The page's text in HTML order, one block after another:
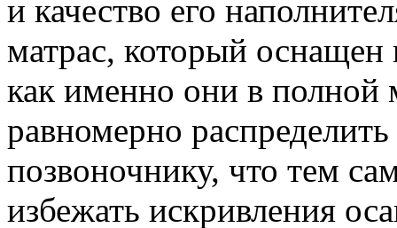
и качество его
матрас, который
как именно они в полной
равномерно
позвоночнику, что тем
избежать искривления